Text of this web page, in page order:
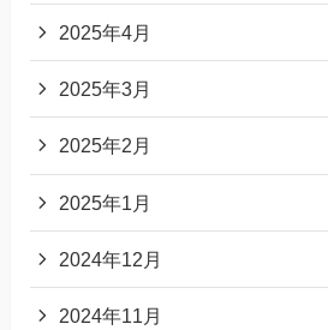
2025年4月
2025年3月
2025年2月
2025年1月
2024年12月
2024年11月